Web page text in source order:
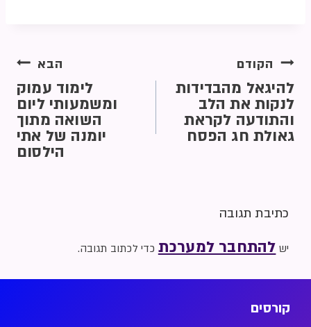
הקודם
להיגאל מהבדידות
לנקות את הלב
והתודעה לקראת
גאולת חג הפסח
הבא
לימוד עמוק
ומשמעותי ליום
השואה מתוך
יומנה של אתי
הילסום
כתיבת תגובה
יש להתחבר למערכת כדי לכתוב תגובה.
קורסים